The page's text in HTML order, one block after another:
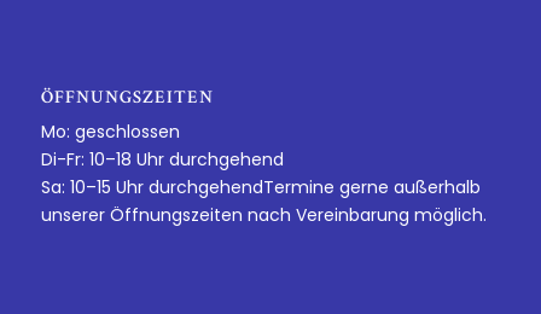
ÖFFNUNGSZEITEN
Mo: geschlossen
Di-Fr: 10–18 Uhr durchgehend
Sa: 10–15 Uhr durchgehendTermine gerne außerhalb
unserer Öffnungszeiten nach Vereinbarung möglich.